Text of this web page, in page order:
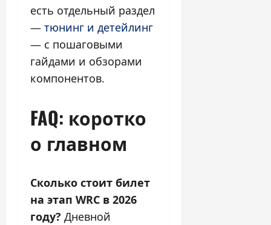
есть отдельный раздел
— тюнинг и детейлинг
— с пошаговыми
гайдами и обзорами
компонентов.
FAQ: коротко
о главном
Сколько стоит билет
на этап WRC в 2026
году? Дневной